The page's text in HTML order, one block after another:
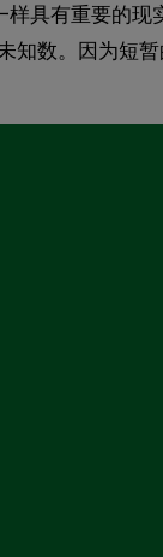
具有重要的现
知数。因为短